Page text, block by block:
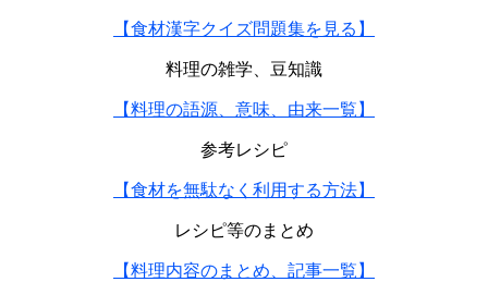
【食材漢字クイズ問題集を見る】
料理の雑学、豆知識
【料理の語源、意味、由来一覧】
参考レシピ
【食材を無駄なく利用する方法】
レシピ等のまとめ
【料理内容のまとめ、記事一覧】